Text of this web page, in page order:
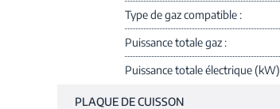
Type de gaz compatible
Puissance totale gaz
Puissance totale électrique (kW)
PLAQUE DE CUISSON